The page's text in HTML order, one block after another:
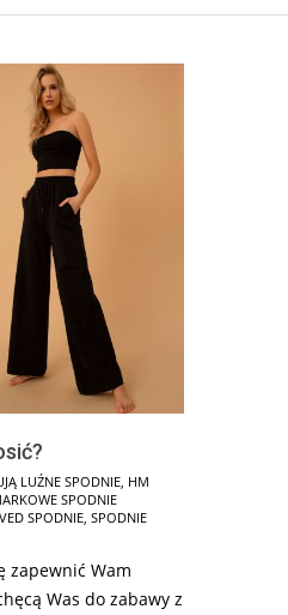
LUŹNE SPODNIE, HM
SPODNIE
SPODNIE, SPODNIE
zapewnić Wam
Was do zabawy z